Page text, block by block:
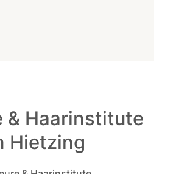
& Haarinstitute
Hietzing